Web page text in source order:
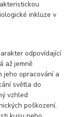
inkluze v
odpovídající
až jemně
jeho opracování a
světla do
vzhled
poškození,